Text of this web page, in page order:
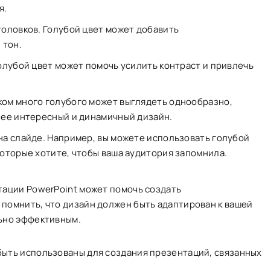
Голубой цвет может добавить
тон.
цвет может помочь усилить контраст и привлечь
много голубого может выглядеть однообразно,
интересный и динамичный дизайн.
слайде. Например, вы можете использовать голубой
хотите, чтобы ваша аудитория запомнила.
PowerPoint может помочь создать
что дизайн должен быть адаптирован к вашей
эффективным.
использованы для создания презентаций, связанных